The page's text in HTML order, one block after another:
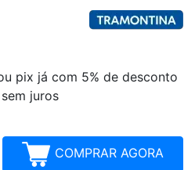
pix já com 5% de desconto
juros
COMPRAR AGORA